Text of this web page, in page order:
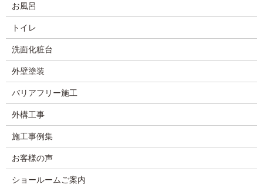
お風呂
トイレ
洗面化粧台
外壁塗装
バリアフリー施工
外構工事
施工事例集
お客様の声
ショールームご案内